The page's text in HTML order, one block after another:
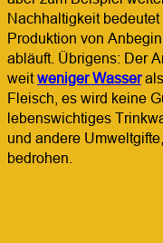
Nachhaltigkeit
Produktion von
abläuft. Übrigens: Der
weitweniger Wasser
Fleisch, es wird keine
lebenswichtiges
und andere
bedrohen.